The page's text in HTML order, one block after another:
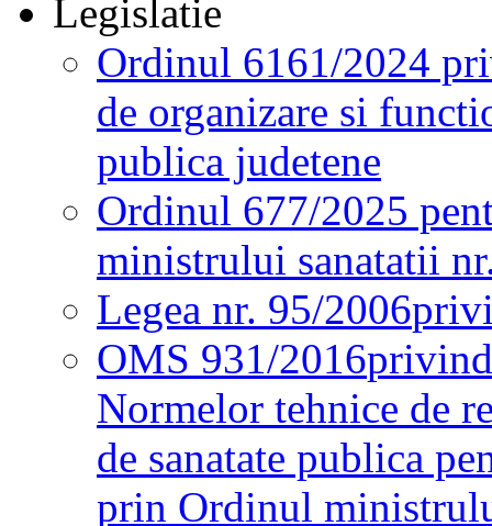
Legislatie
Ordinul 6161/2024
de organizare si
publica judetene
Ordinul 677/2025
ministrului sanatatii
Legea nr. 95/2006
OMS 931/2016
Normelor tehnice de
de sanatate publica
prin Ordinul